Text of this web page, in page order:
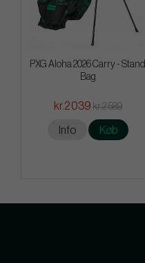
PXG Aloha 2026 Carry - Stand
Bag
kr.2 039 kr.2 589
Info Køb